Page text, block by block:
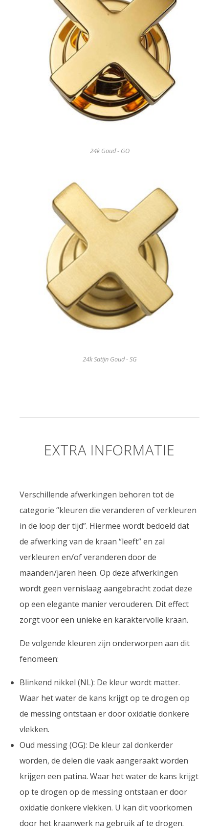
24k Goud - GO
24k Satijn Goud - SG
EXTRA INFORMATIE
Verschillende afwerkingen behoren tot de
categorie “kleuren die veranderen of verkleuren
in de loop der tijd”. Hiermee wordt bedoeld dat
de afwerking van de kraan “leeft” en zal
verkleuren en/of veranderen door de
maanden/jaren heen. Op deze afwerkingen
wordt geen vernislaag aangebracht zodat deze
op een elegante manier verouderen. Dit effect
zorgt voor een unieke en karaktervolle kraan.
De volgende kleuren zijn onderworpen aan dit
fenomeen:
Blinkend nikkel (NL): De kleur wordt matter.
Waar het water de kans krijgt op te drogen op
de messing ontstaan er door oxidatie donkere
vlekken.
Oud messing (OG): De kleur zal donkerder
worden, de delen die vaak aangeraakt worden
krijgen een patina. Waar het water de kans krijgt
op te drogen op de messing ontstaan er door
oxidatie donkere vlekken. U kan dit voorkomen
door het kraanwerk na gebruik af te drogen.